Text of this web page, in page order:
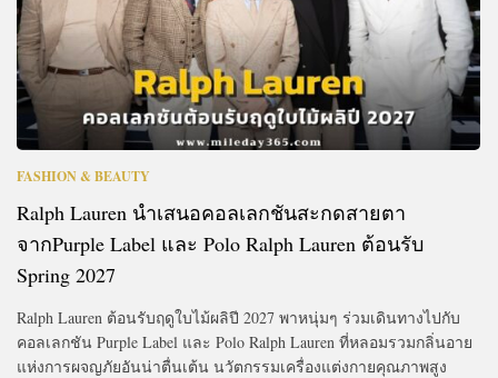
FASHION & BEAUTY
Ralph Lauren นำเสนอคอลเลกชันสะกดสายตา
จากPurple Label และ Polo Ralph Lauren ต้อนรับ
Spring 2027
Ralph Lauren ต้อนรับฤดูใบไม้ผลิปี 2027 พาหนุ่มๆ ร่วมเดินทางไปกับ
คอลเลกชัน Purple Label และ Polo Ralph Lauren ที่หลอมรวมกลิ่นอาย
แห่งการผจญภัยอันน่าตื่นเต้น นวัตกรรมเครื่องแต่งกายคุณภาพสูง